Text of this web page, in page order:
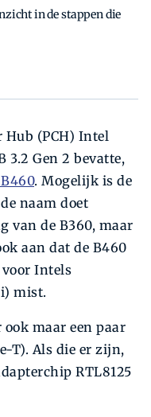
in de stappen die
(PCH) Intel
3.2 Gen 2 bevatte,
. Mogelijk is de
naam doet
van de B360, maar
aan dat de B460
Intels
mist.
maar een paar
T). Als die er zijn,
RTL8125